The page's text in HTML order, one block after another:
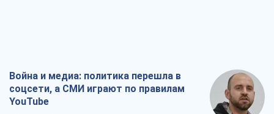
Война и медиа: политика перешла в
соцсети, а СМИ играют по правилам
YouTube